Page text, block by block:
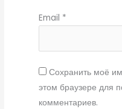
Email *
Сохранить моё
этом браузере для
комментариев.